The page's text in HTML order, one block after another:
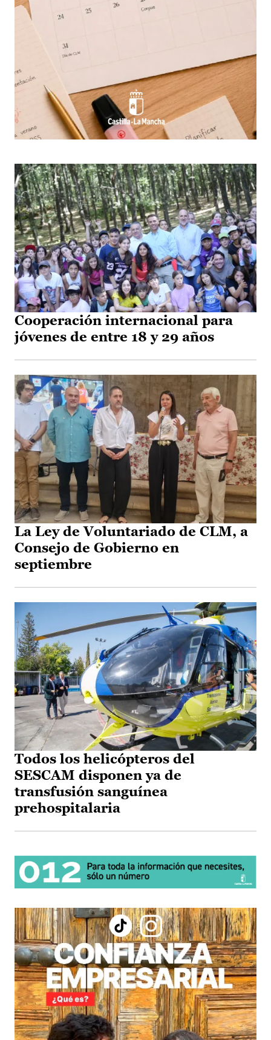
Cooperación internacional para
jóvenes de entre 18 y 29 años
La Ley de Voluntariado de CLM, a
Consejo de Gobierno en
septiembre
Todos los helicópteros del
SESCAM disponen ya de
transfusión sanguínea
prehospitalaria